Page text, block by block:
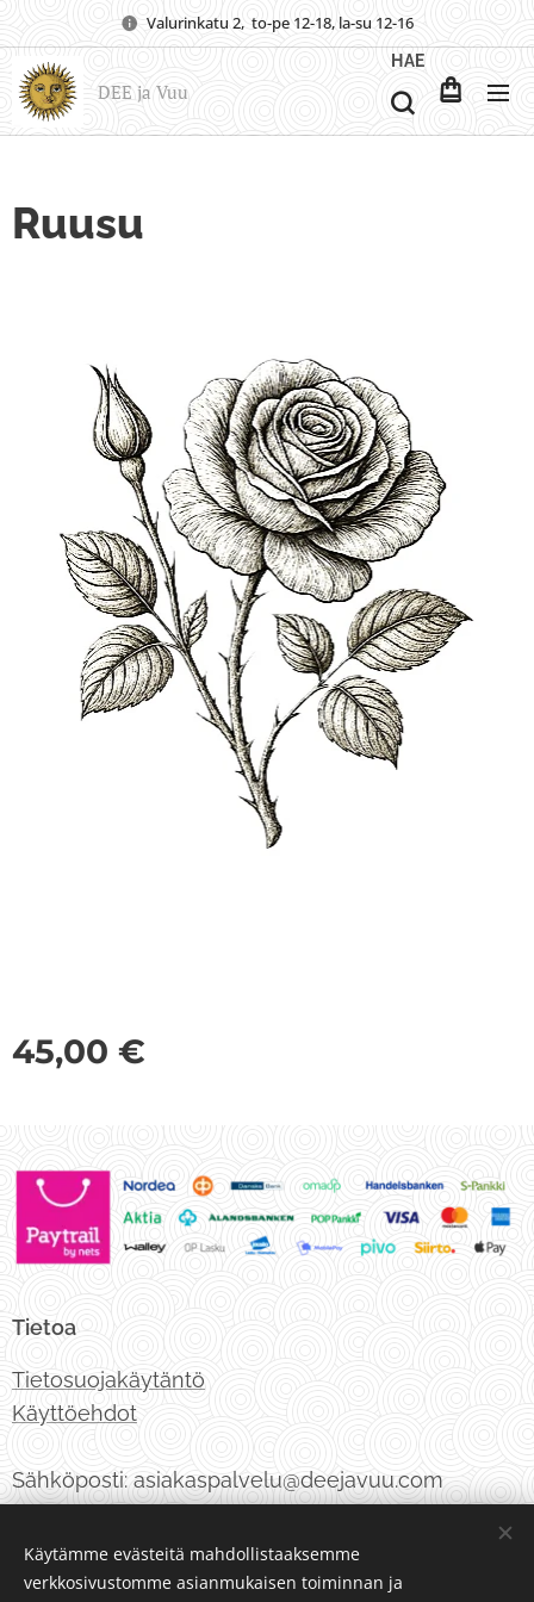
Valurinkatu 2, to-pe 12-18, la-su 12-16
DEE ja Vuu
HAE
Ruusu
45,00 €
Tietoa
Tietosuojakäytäntö
Käyttöehdot
Sähköposti: asiakaspalvelu@deejavuu.com
Käytämme evästeitä mahdollistaaksemme
verkkosivustomme asianmukaisen toiminnan ja